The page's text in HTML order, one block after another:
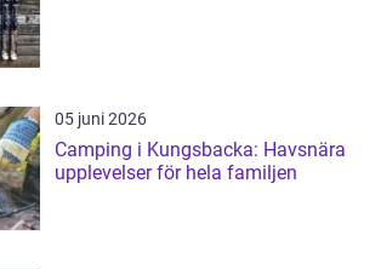
05 juni 2026
Camping i Kungsbacka: Havsnära
upplevelser för hela familjen